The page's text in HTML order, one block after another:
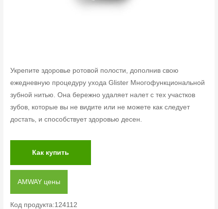
Укрепите здоровье ротовой полости, дополнив свою
ежедневную процедуру ухода Glister Многофункциональной
зубной нитью. Она бережно удаляет налет с тех участков
зубов, которые вы не видите или не можете как следует
достать, и способствует здоровью десен.
Как купить
AMWAY цены
Код продукта:124112